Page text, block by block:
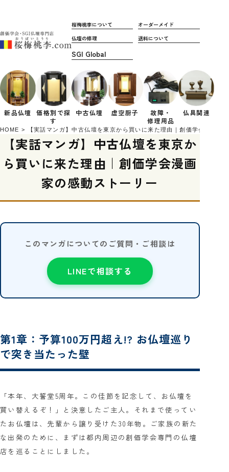
桜梅桃李について
オーダーメイド
仏壇の修理
送料について
新品仏壇 価格別で探
す
中古仏壇 虚空厨子
故障・
修理用品
仏具関連
HOME 【実話マンガ】中古仏壇を東京から買いに来た理由｜創価学会漫画家
【実話マンガ】中古仏壇を東京か
ら買いに来た理由｜創価学会漫画
家の感動ストーリー
このマンガについてのご質問・ご相談は
LINEで相談する
第1章：予算100万円超え!? お仏壇巡り
で突き当たった壁
「本年、大誓堂5周年。この佳節を記念して、お仏壇を
買い替えるぞ！」と決意したご主人。それまで使ってい
たお仏壇は、先輩から譲り受けた30年物。ご家族の新た
な出発のために、まずは都内周辺の創価学会専門の仏壇
店を巡ることにしました。